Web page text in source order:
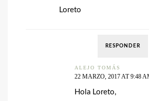
Loreto
RESPONDER
ALEJO TOMÁS
22 MARZO, 2017 AT 9:48
Hola Loreto,